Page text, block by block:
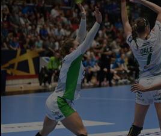
Cupa României
Echipa Națională
U21
Fotbal feminin
Special
Diverse